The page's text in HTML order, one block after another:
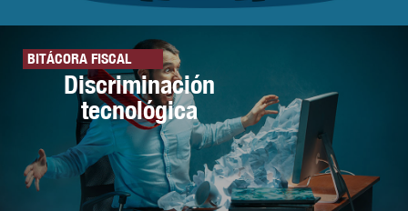
BITÁCORA FISCAL
Discriminación
tecnológica